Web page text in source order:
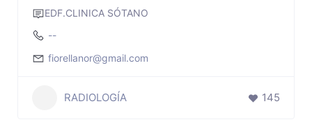
EDF.CLINICA SÓTANO
--
fiorellanor@gmail.com
RADIOLOGÍA 145